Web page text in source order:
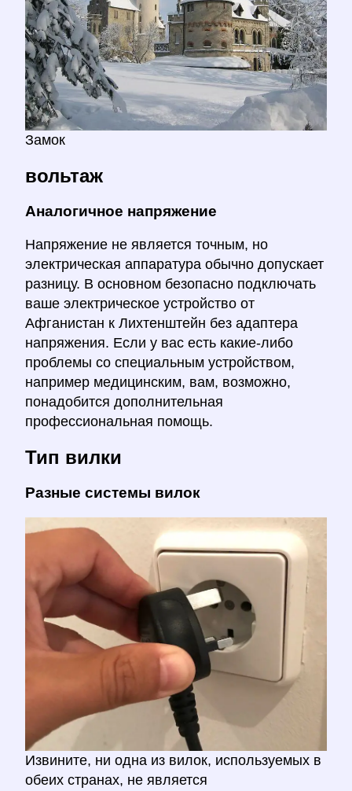
Замок
вольтаж
Аналогичное напряжение
Напряжение не является точным, но
электрическая аппаратура обычно допускает
разницу. В основном безопасно подключать
ваше электрическое устройство от
Афганистан к Лихтенштейн без адаптера
напряжения. Если у вас есть какие-либо
проблемы со специальным устройством,
например медицинским, вам, возможно,
понадобится дополнительная
профессиональная помощь.
Тип вилки
Разные системы вилок
Извините, ни одна из вилок, используемых в
обеих странах, не является